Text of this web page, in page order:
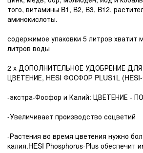
того, витамины B1, B2, B3, B12,
аминокислоты.
содержимое упаковки 5 литров хватит
литров воды
2 x ДОПОЛНИТЕЛЬНОЕ УДОБРЕНИЕ
ЦВЕТЕНИЕ, HESI ФОСФОР PLUS1L
-экстра-Фосфор и Калий: ЦВЕТЕНИЕ -
-Увеличивает производство соцветий
-Растения во время цветения нужно
калия.HESI Phosphorus-Plus обеспечит